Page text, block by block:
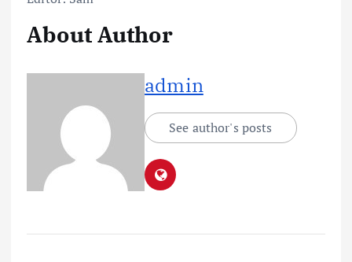
About Author
admin
See author's posts